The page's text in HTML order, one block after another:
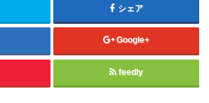
シェア
Google+
feedly